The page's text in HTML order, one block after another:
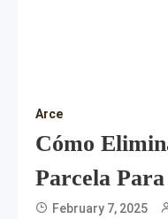
Arce
Cómo
Parcela
February 7, 2025